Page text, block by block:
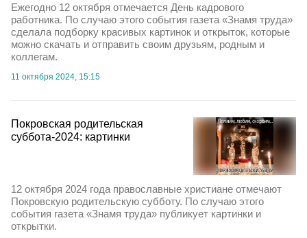
Ежегодно 12 октября отмечается День кадрового
работника. По случаю этого события газета «Знамя труда»
сделала подборку красивых картинок и открыток, которые
можно скачать и отправить своим друзьям, родным и
коллегам.
11 октября 2024, 15:15
Покровская родительская
суббота-2024: картинки
12 октября 2024 года православные христиане отмечают
Покровскую родительскую субботу. По случаю этого
события газета «Знамя труда» публикует картинки и
открытки.